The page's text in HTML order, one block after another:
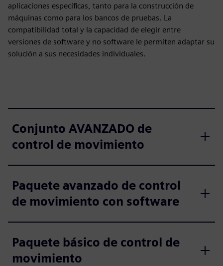
aplicaciones específicas, tanto para la construcción de
máquinas como para los bancos de pruebas. La
compatibilidad total y la capacidad de elegir entre
versiones de software y no software le permiten adaptar su
solución a sus necesidades individuales.
Conjunto AVANZADO de
control de movimiento
Paquete avanzado de control
de movimiento con software
Paquete básico de control de
movimiento